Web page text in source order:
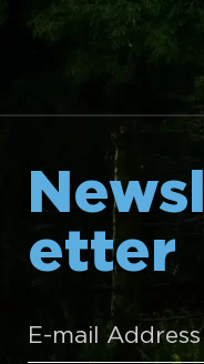
Newsl
etter